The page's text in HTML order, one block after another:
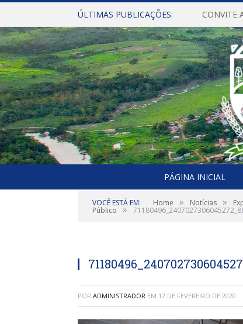
ÚLTIMAS PUBLICAÇÕES:
PÁGINA INICIAL
VOCÊ ESTÁ EM: Home » Notícias »
Público »
POR ADMINISTRADOR EM 12 DE FEVEREIRO DE 2020